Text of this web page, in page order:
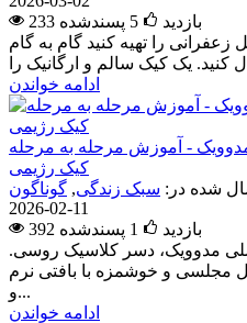
233 بازدید
5 پسندشده
را تهیه کنید گام به گام
ادامه خواندن
- آموزش مرحله به مرحله
کیک رژیمی
شده در: سبک زندگی, گوناگون
2026-02-11
392 بازدید
1 پسندشده
مدوویک، دسر کلاسیک روسی.
مجلسی و خوشمزه با بافتی نرم
و...
ادامه خواندن